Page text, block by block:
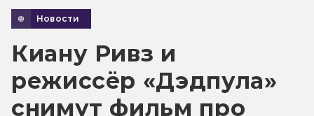
Новости
Киану Ривз и
режиссёр «Дэдпула»
снимут фильм про